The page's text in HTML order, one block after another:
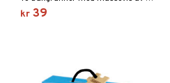
kr 39